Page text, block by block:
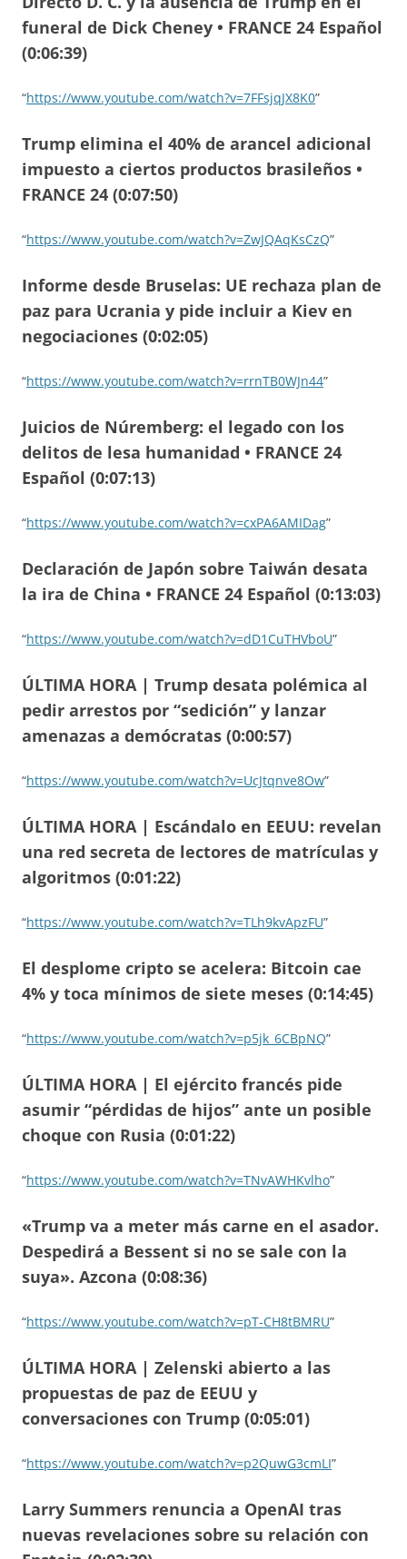
funeral de Dick Cheney • FRANCE 24 Español
(0:06:39)
“https://www.youtube.com/watch?v=7FFsjqJX8K0”
Trump elimina el 40% de arancel adicional
impuesto a ciertos productos brasileños •
FRANCE 24 (0:07:50)
“https://www.youtube.com/watch?v=ZwJQAqKsCzQ”
Informe desde Bruselas: UE rechaza plan de
paz para Ucrania y pide incluir a Kiev en
negociaciones (0:02:05)
“https://www.youtube.com/watch?v=rrnTB0WJn44”
Juicios de Núremberg: el legado con los
delitos de lesa humanidad • FRANCE 24
Español (0:07:13)
“https://www.youtube.com/watch?v=cxPA6AMIDag”
Declaración de Japón sobre Taiwán desata
la ira de China • FRANCE 24 Español (0:13:03)
“https://www.youtube.com/watch?v=dD1CuTHVboU”
ÚLTIMA HORA | Trump desata polémica al
pedir arrestos por “sedición” y lanzar
amenazas a demócratas (0:00:57)
“https://www.youtube.com/watch?v=UcJtqnve8Ow”
ÚLTIMA HORA | Escándalo en EEUU: revelan
una red secreta de lectores de matrículas y
algoritmos (0:01:22)
“https://www.youtube.com/watch?v=TLh9kvApzFU”
El desplome cripto se acelera: Bitcoin cae
4% y toca mínimos de siete meses (0:14:45)
“https://www.youtube.com/watch?v=p5jk_6CBpNQ”
ÚLTIMA HORA | El ejército francés pide
asumir “pérdidas de hijos” ante un posible
choque con Rusia (0:01:22)
“https://www.youtube.com/watch?v=TNvAWHKvlho”
«Trump va a meter más carne en el asador.
Despedirá a Bessent si no se sale con la
suya». Azcona (0:08:36)
“https://www.youtube.com/watch?v=pT-CH8tBMRU”
ÚLTIMA HORA | Zelenski abierto a las
propuestas de paz de EEUU y
conversaciones con Trump (0:05:01)
“https://www.youtube.com/watch?v=p2QuwG3cmLI”
Larry Summers renuncia a OpenAI tras
nuevas revelaciones sobre su relación con